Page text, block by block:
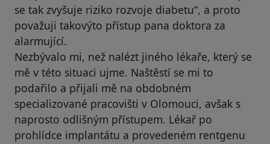
se tak zvyšuje riziko rozvoje diabetu“, a proto
považuji takovýto přístup pana doktora za
alarmující.
Nezbývalo mi, než nalézt jiného lékaře, který se
mě v této situaci ujme. Naštěstí se mi to
podařilo a přijali mě na obdobném
specializované pracovišti v Olomouci, avšak s
naprosto odlišným přístupem. Lékař po
prohlídce implantátu a provedeném rentgenu